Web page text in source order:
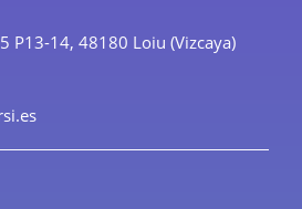
P13-14, 48180 Loiu (Vizcaya)